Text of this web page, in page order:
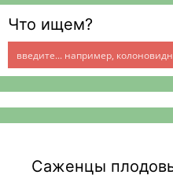
Что ищем?
Саженцы